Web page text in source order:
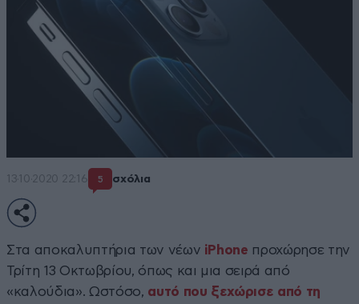
13·10·2020 22:16 5 σχόλια
Στα αποκαλυπτήρια των νέων iPhone προχώρησε την
Τρίτη 13 Οκτωβρίου, όπως και μια σειρά από
«καλούδια». Ωστόσο, αυτό που ξεχώρισε από τη